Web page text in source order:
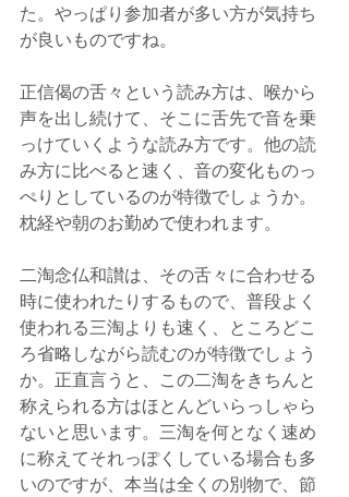
た。やっぱり参加者が多い方が気持ち
が良いものですね。
正信偈の舌々という読み方は、喉から
声を出し続けて、そこに舌先で音を乗
っけていくような読み方です。他の読
み方に比べると速く、音の変化ものっ
ぺりとしているのが特徴でしょうか。
枕経や朝のお勤めで使われます。
二淘念仏和讃は、その舌々に合わせる
時に使われたりするもので、普段よく
使われる三淘よりも速く、ところどこ
ろ省略しながら読むのが特徴でしょう
か。正直言うと、この二淘をきちんと
称えられる方はほとんどいらっしゃら
ないと思います。三淘を何となく速め
に称えてそれっぽくしている場合も多
いのですが、本当は全くの別物で、節